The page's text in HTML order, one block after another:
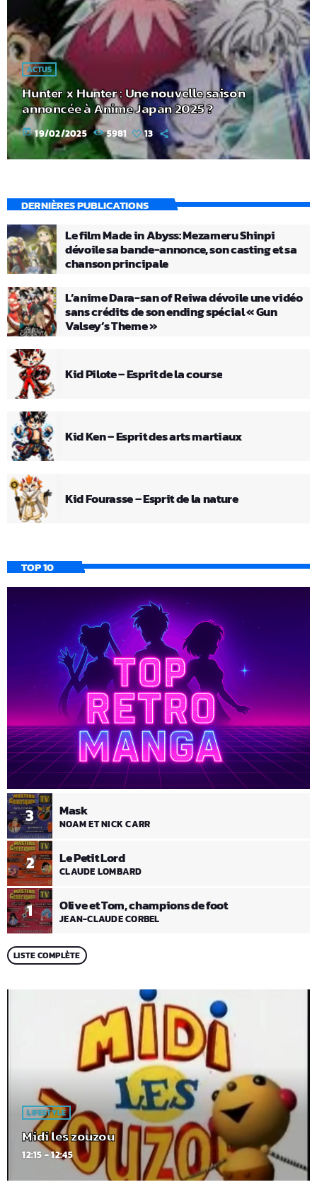
ACTUS
Hunter x Hunter : Une nouvelle saison
annoncée à Anime Japan 2025 ?
today 19/02/2025 5981 13
DERNIÈRES PUBLICATIONS
Le film Made in Abyss: Mezameru Shinpi
dévoile sa bande-annonce, son casting et sa
chanson principale
L’anime Dara-san of Reiwa dévoile une vidéo
sans crédits de son ending spécial « Gun
Valsey’s Theme »
Kid Pilote – Esprit de la course
Kid Ken – Esprit des arts martiaux
Kid Fourasse – Esprit de la nature
TOP 10
1 Olive et Tom, champions de foot
JEAN-CLAUDE CORBEL
2 Le Petit Lord
CLAUDE LOMBARD
3 Mask
NOAM ET NICK CARR
LISTE COMPLÈTE
LIFESTYLE
Midi les zouzou
12:15 - 12:45